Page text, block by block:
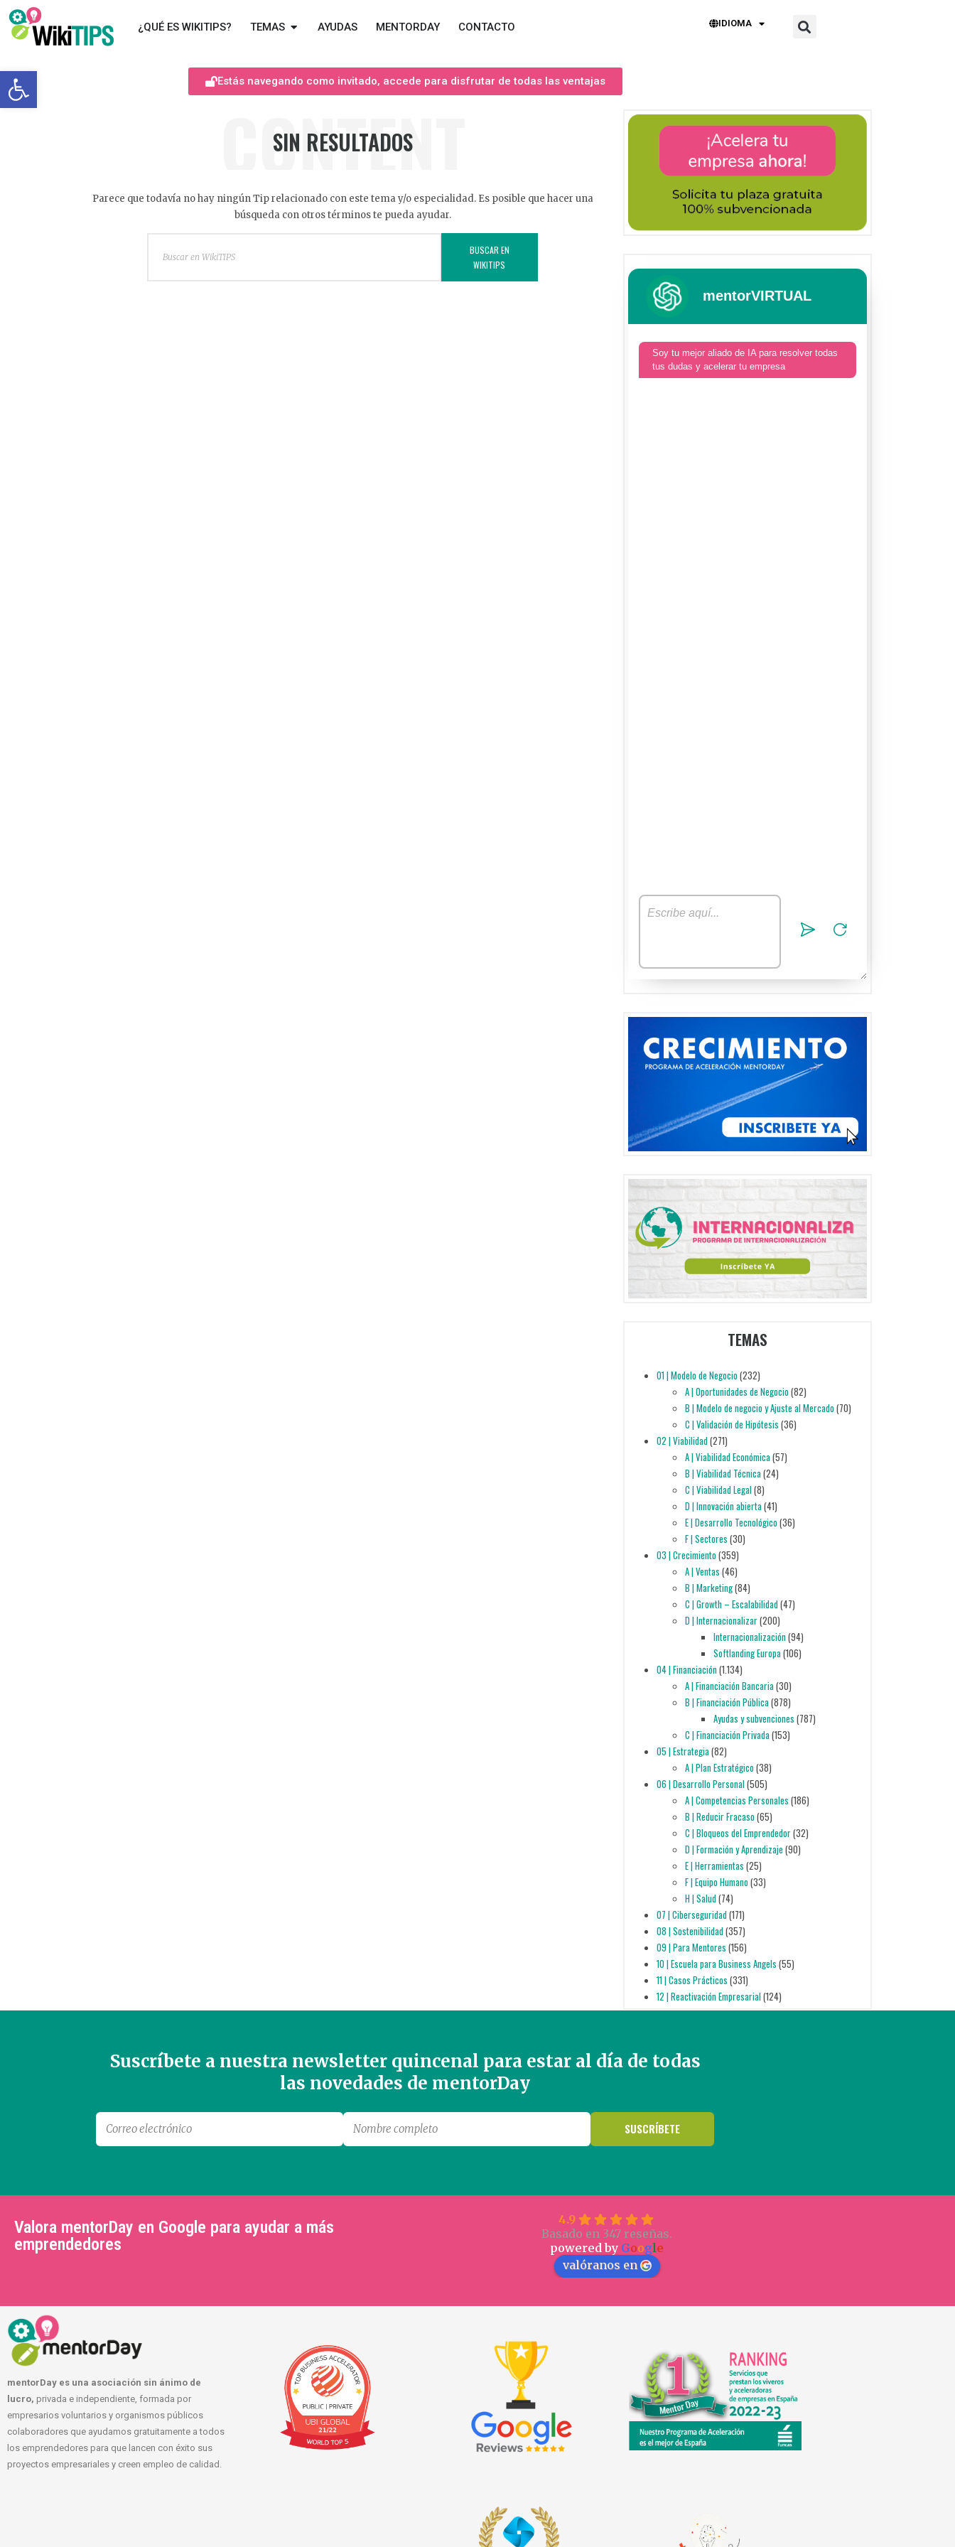
Abrir barra de herramientas
¿QUÉ ES WIKITIPS? TEMAS AYUDAS MENTORDAY CONTACTO IDIOMA
Estás navegando como invitado, accede para disfrutar de todas las ventajas
CONTENT
SIN RESULTADOS
Parece que todavía no hay ningún Tip relacionado con este tema y/o especialidad. Es posible que hacer una
búsqueda con otros términos te pueda ayudar.
BUSCAR EN
WIKITIPS
mentorVIRTUAL
Soy tu mejor aliado de IA para resolver todas
tus dudas y acelerar tu empresa
TEMAS
01 | Modelo de Negocio(232)
A | Oportunidades de Negocio(82)
B | Modelo de negocio y Ajuste al Mercado(70)
C | Validación de Hipótesis (36)
02 | Viabilidad(271)
A | Viabilidad Económica(57)
B | Viabilidad Técnica(24)
C | Viabilidad Legal(8)
D | Innovación abierta(41)
E | Desarrollo Tecnológico(36)
F | Sectores (30)
03 | Crecimiento(359)
A | Ventas (46)
B | Marketing(84)
C | Growth – Escalabilidad(47)
D | Internacionalizar(200)
Internacionalización(94)
Softlanding Europa(106)
04 | Financiación(1.134)
A | Financiación Bancaria(30)
B | Financiación Pública(878)
Ayudas y subvenciones (787)
C | Financiación Privada(153)
05 | Estrategia(82)
A | Plan Estratégico(38)
06 | Desarrollo Personal(505)
A | Competencias Personales (186)
B | Reducir Fracaso(65)
C | Bloqueos del Emprendedor(32)
D | Formación y Aprendizaje (90)
E | Herramientas (25)
F | Equipo Humano(33)
H | Salud(74)
07 | Ciberseguridad(171)
08 | Sostenibilidad(357)
09 | Para Mentores (156)
10 | Escuela para Business Angels (55)
11 | Casos Prácticos (331)
12 | Reactivación Empresarial(124)
Suscríbete a nuestra newsletter quincenal para estar al día de todas
las novedades de mentorDay
Valora mentorDay en Google para ayudar a más
emprendedores
4.9
Basado en 347 reseñas.
powered by Google
valóranos en
mentorDay es una asociación sin ánimo de
lucro, privada e independiente, formada por
empresarios voluntarios y organismos públicos
colaboradores que ayudamos gratuitamente a todos
los emprendedores para que lancen con éxito sus
proyectos empresariales y creen empleo de calidad.